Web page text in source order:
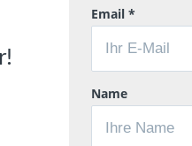
Email *
Name